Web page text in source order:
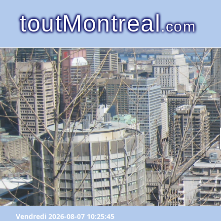
toutMontreal.com
Vendredi 2026-08-07 10:25:45